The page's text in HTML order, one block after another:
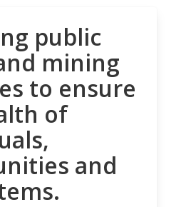
public
mining
to ensure
of
and